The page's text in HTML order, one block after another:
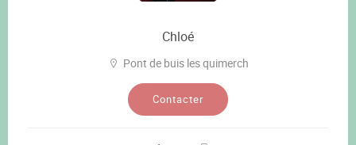
Chloé
Pont de buis les quimerch
Contacter